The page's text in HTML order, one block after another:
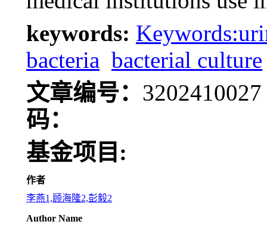
keywords:
bacteria bacterial culture
文章编号：
码：
基金项目:
作者
李燕1,顾海隆2,彭毅2
Author Name